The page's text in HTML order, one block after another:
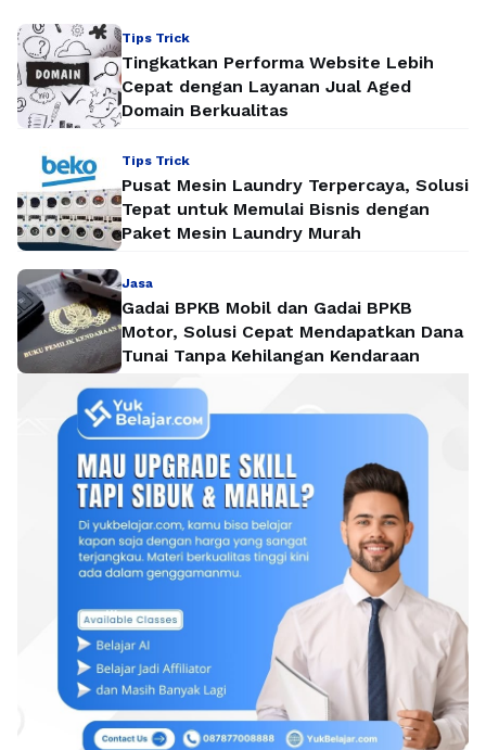
Tips Trick
Tingkatkan Performa Website Lebih
Cepat dengan Layanan Jual Aged
Domain Berkualitas
Tips Trick
Pusat Mesin Laundry Terpercaya, Solusi
Tepat untuk Memulai Bisnis dengan
Paket Mesin Laundry Murah
Jasa
Gadai BPKB Mobil dan Gadai BPKB
Motor, Solusi Cepat Mendapatkan Dana
Tunai Tanpa Kehilangan Kendaraan